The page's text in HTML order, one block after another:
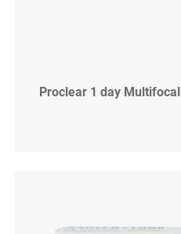
Proclear 1 day Multifocal